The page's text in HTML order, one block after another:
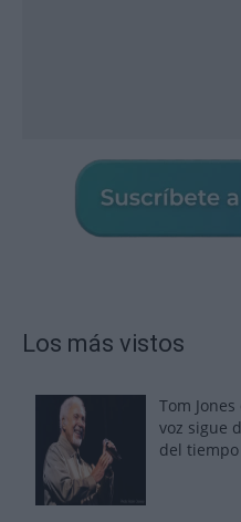
Los más vistos
Tom
voz sigue
del tiempo